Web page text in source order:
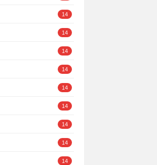
14
14
14
14
14
14
14
14
14